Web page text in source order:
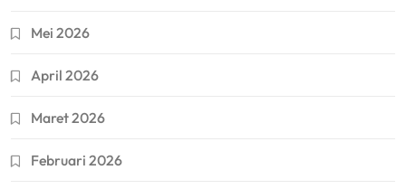
Mei 2026
April 2026
Maret 2026
Februari 2026